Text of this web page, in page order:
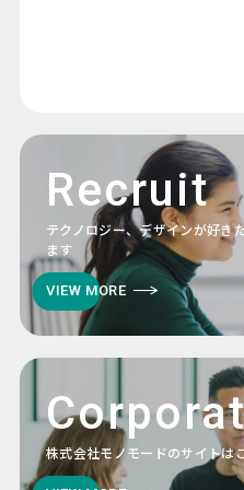
Recruit
テクノロジー、デザインが好き
ます
VIEW MORE
株式会社モノモードのサイトは